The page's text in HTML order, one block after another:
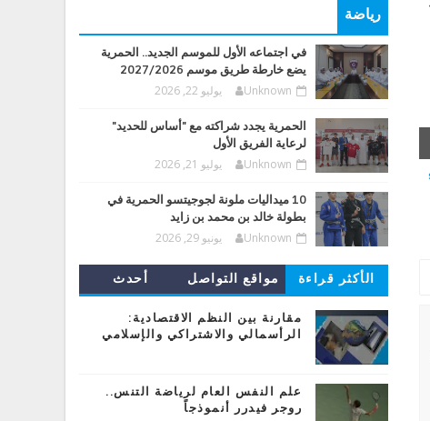
رياضة
في اجتماعه الأول للموسم الجديد.. الحمرية
يضع خارطة طريق موسم 2027/2026
Unknown يوليو 22, 2026
الحمرية يجدد شراكته مع "أساس للحديد"
لرعاية الفريق الأول
Unknown يوليو 21, 2026
10 ميداليات ملونة لجوجيتسو الحمرية في
بطولة خالد بن محمد بن زايد
Unknown يونيو 29, 2026
الأكثر قراءة مواقع التواصل
أحدث
مقارنة بين النظم الاقتصادية:
الرأسمالي والاشتراكي والإسلامي
علم النفس العام لرياضة التنس..
روجر فيدرر أنموذجاً